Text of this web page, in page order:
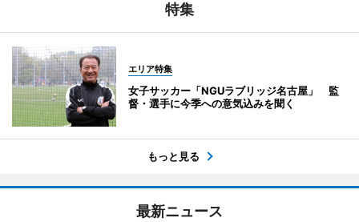
特集
エリア特集
女子サッカー「NGUラブリッジ名古屋」 監
督・選手に今季への意気込みを聞く
もっと見る
最新ニュース